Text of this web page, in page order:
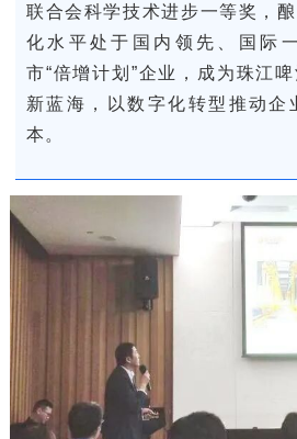
联合会科学技术进步一等奖，
化水平处于国内领先、国际
市“倍增计划”企业，成为珠江
新蓝海，以数字化转型推动企
本。